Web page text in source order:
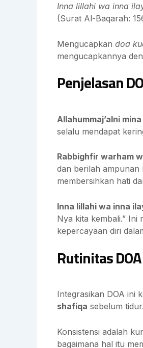
Inna lillahi wa inna
(Surat Al-Baqarah:
Mengucapkan doa
mengucapkannya
Penjelasan
Allahummaj’alni
selalu mendapat
Rabbighfir warham
dan berilah ampunan
membersihkan hati
Inna lillahi wa inna
Nya kita kembali.” Ini
kepercayaan diri
Rutinitas DOA
Integrasikan DOA ini
shafiqa sebelum
Konsistensi adalah
bagaimana hal itu